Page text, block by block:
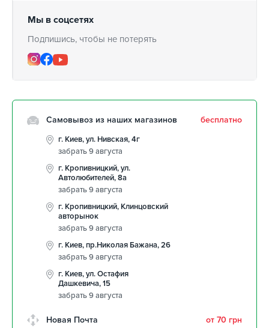
Мы в соцсетях
Подпишись, чтобы не потерять
Самовывоз из наших магазинов бесплатно
г. Киев, ул. Нивская, 4г
забрать 9 августа
г. Кропивницкий, ул.
Автолюбителей, 8а
забрать 9 августа
г. Кропивницкий, Клинцовский
авторынок
забрать 9 августа
г. Киев, пр.Николая Бажана, 26
забрать 9 августа
г. Киев, ул. Остафия
Дашкевича, 15
забрать 9 августа
Новая Почта от 70 грн